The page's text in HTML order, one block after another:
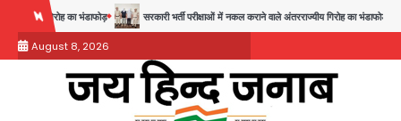
content
सरकारी भर्ती परीक्षाओं में नकल कराने वाले अंतरराज्यीय गिरोह का भंडाफोड़, मास्टरमाइंड समेत 7 गिरफ्तार
August 8, 2026